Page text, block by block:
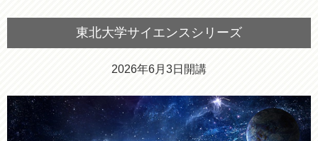
東北大学サイエンスシリーズ
2026年6月3日開講